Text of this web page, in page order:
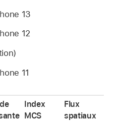
13
12
11
Index
MCS
Flux
spatiaux